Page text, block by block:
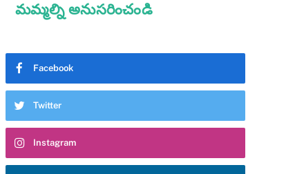
మమ్మల్ని అనుసరించండి
Facebook
Twitter
Instagram